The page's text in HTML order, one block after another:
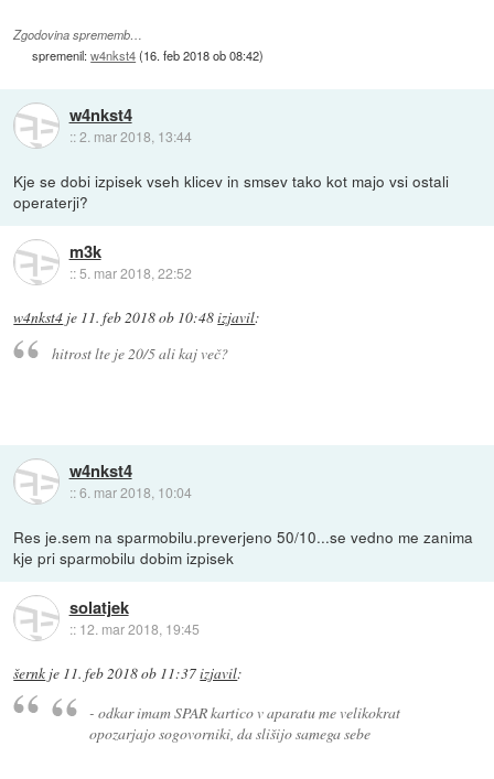
Zgodovina sprememb…
spremenil:w4nkst4(16. feb 2018 ob 08:42)
w4nkst4
::2. mar 2018, 13:44
Kje se dobi izpisek vseh klicev in smsev tako kot majo vsi ostali
operaterji?
m3k
::5. mar 2018, 22:52
w4nkst4 je 11. feb 2018 ob 10:48izjavil:
hitrost lte je 20/5 ali kaj več?
w4nkst4
::6. mar 2018, 10:04
Res je.sem na sparmobilu.preverjeno 50/10...se vedno me zanima
kje pri sparmobilu dobim izpisek
solatjek
:: 12. mar 2018, 19:45
šernk je 11. feb 2018 ob 11:37izjavil:
- odkar imam SPAR kartico v aparatu me velikokrat
opozarjajo sogovorniki, da slišijo samega sebe